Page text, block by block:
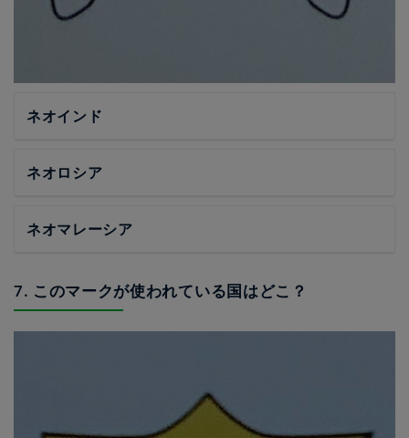
ネオインド
ネオロシア
ネオマレーシア
7. このマークが使われている国はどこ？